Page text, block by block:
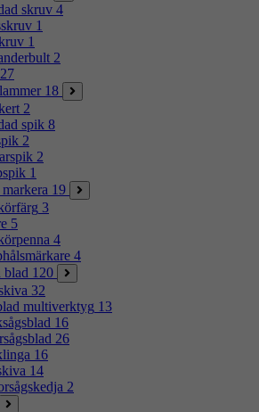
skruv 4
1
1
2
27
18
2
spik 8
2
2
1
19
3
5
4
4
blad 120
32
multiverktyg 13
16
26
16
14
2